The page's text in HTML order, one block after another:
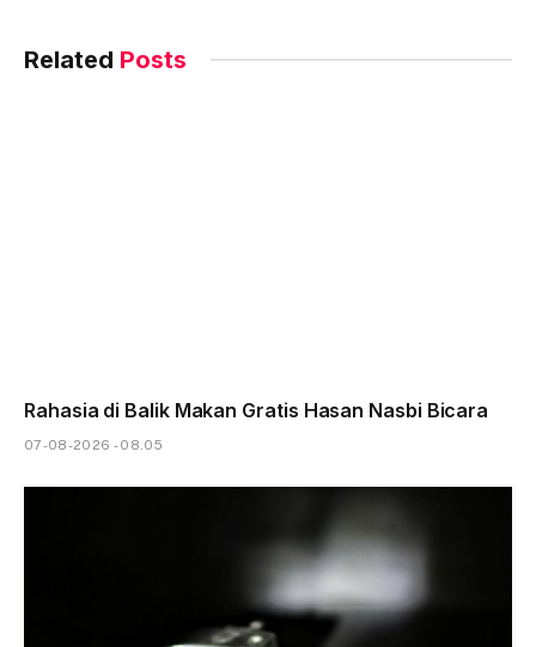
Related Posts
Rahasia di Balik Makan Gratis Hasan Nasbi Bicara
07-08-2026 - 08.05